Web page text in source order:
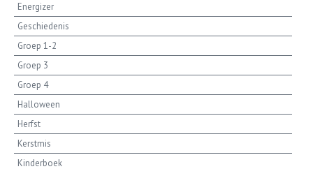
Energizer
Geschiedenis
Groep 1-2
Groep 3
Groep 4
Halloween
Herfst
Kerstmis
Kinderboek